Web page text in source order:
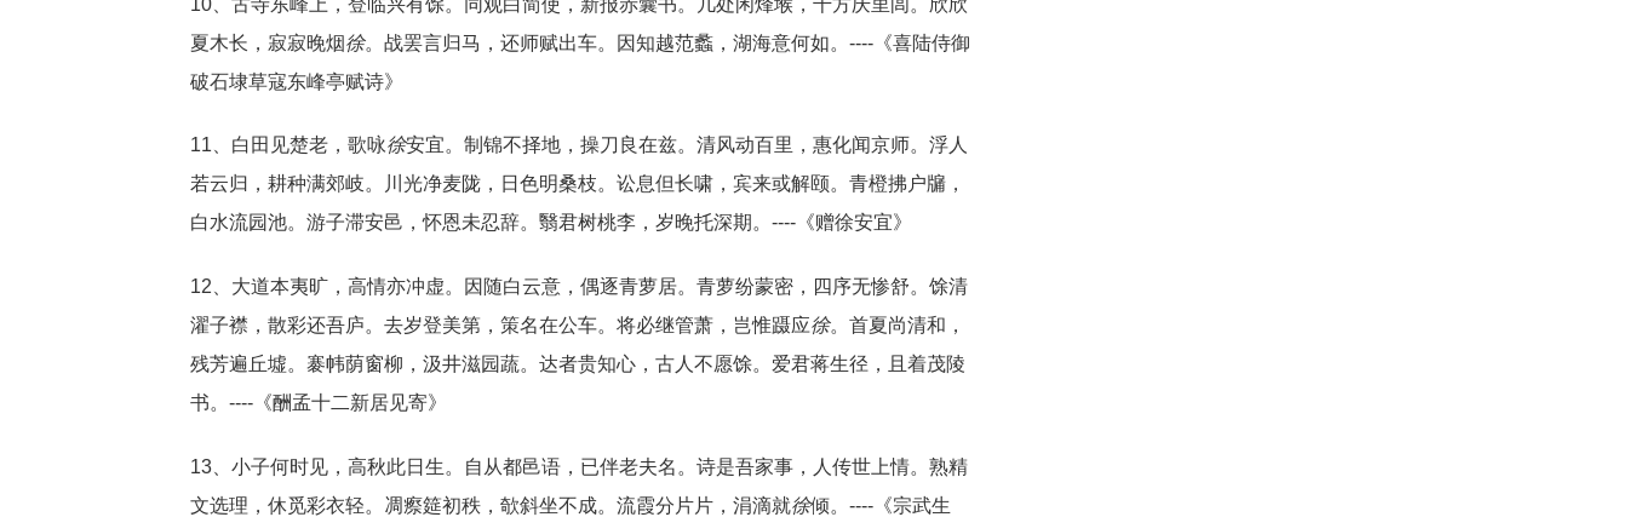
夏木长，寂寂晚烟徐。战罢言归马，还师赋出车。因知越范蠡，湖海意何如。----《喜陆侍御
破石埭草寇东峰亭赋诗》
11、白田见楚老，歌咏徐安宜。制锦不择地，操刀良在兹。清风动百里，惠化闻京师。浮人
若云归，耕种满郊岐。川光净麦陇，日色明桑枝。讼息但长啸，宾来或解颐。青橙拂户牖，
白水流园池。游子滞安邑，怀恩未忍辞。翳君树桃李，岁晚托深期。----《赠徐安宜》
12、大道本夷旷，高情亦冲虚。因随白云意，偶逐青萝居。青萝纷蒙密，四序无惨舒。馀清
濯子襟，散彩还吾庐。去岁登美第，策名在公车。将必继管萧，岂惟蹑应徐。首夏尚清和，
残芳遍丘墟。褰帏荫窗柳，汲井滋园蔬。达者贵知心，古人不愿馀。爱君蒋生径，且着茂陵
书。----《酬孟十二新居见寄》
13、小子何时见，高秋此日生。自从都邑语，已伴老夫名。诗是吾家事，人传世上情。熟精
文选理，休觅彩衣轻。凋瘵筵初秩，欹斜坐不成。流霞分片片，涓滴就徐倾。----《宗武生